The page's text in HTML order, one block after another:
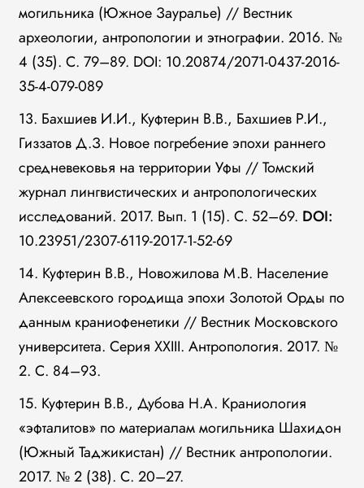
могильника (Южное Зауралье) // Вестник
археологии, антропологии и этнографии. 2016. №
4 (35). С. 79–89. DOI: 10.20874/2071-0437-2016-
35-4-079-089
13. Бахшиев И.И., Куфтерин В.В., Бахшиев Р.И.,
Гиззатов Д.З. Новое погребение эпохи раннего
средневековья на территории Уфы // Томский
журнал лингвистических и антропологических
исследований. 2017. Вып. 1 (15). С. 52–69. DOI:
10.23951/2307-6119-2017-1-52-69
14. Куфтерин В.В., Новожилова М.В. Население
Алексеевского городища эпохи Золотой Орды по
данным краниофенетики // Вестник Московского
университета. Серия XXIII. Антропология. 2017. №
2. С. 84–93.
15. Куфтерин В.В., Дубова Н.А. Краниология
«эфталитов» по материалам могильника Шахидон
(Южный Таджикистан) // Вестник антропологии.
2017. № 2 (38). С. 20–27.